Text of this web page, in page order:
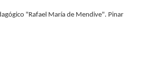
"Rafael María de Mendive". Pinar